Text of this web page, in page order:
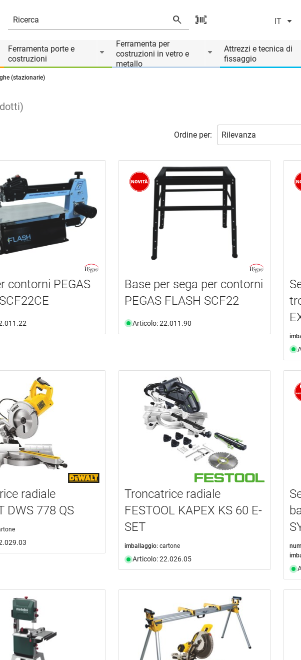
IT
Ferramenta porte e
costruzioni
Ferramenta per
costruzioni in vetro e
metallo
Attrezzi e tecnica di
fissaggio
(stazionarie)
)
Ordine per:
contorni PEGAS
Base per sega per contorni
PEGAS FLASH SCF22
Articolo: 22.011.90
radiale
DWS 778 QS
Troncatrice radiale
FESTOOL KAPEX KS 60 E-
SET
imballaggio: cartone
Articolo: 22.026.05